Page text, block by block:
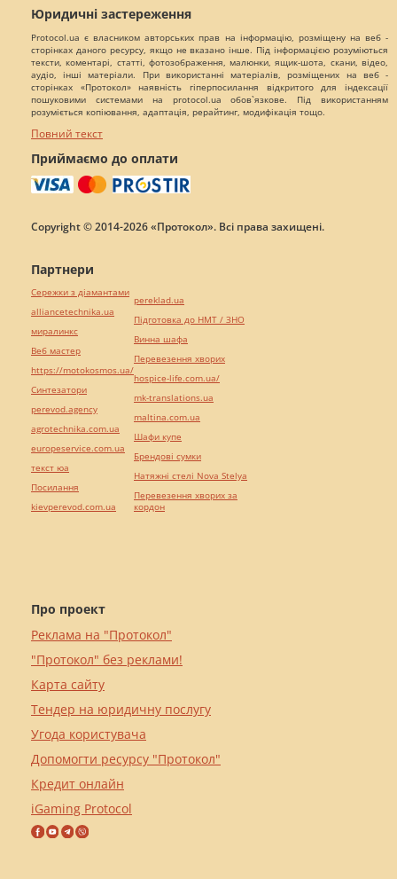
Юридичні застереження
Protocol.ua є власником авторських прав на інформацію, розміщену на веб -
сторінках даного ресурсу, якщо не вказано інше. Під інформацією розуміються
тексти, коментарі, статті, фотозображення, малюнки, ящик-шота, скани, відео,
аудіо, інші матеріали. При використанні матеріалів, розміщених на веб -
сторінках «Протокол» наявність гіперпосилання відкритого для індексації
пошуковими системами на protocol.ua обов`язкове. Під використанням
розуміється копіювання, адаптація, рерайтинг, модифікація тощо.
Повний текст
Приймаємо до оплати
Copyright © 2014-2026 «Протокол». Всі права захищені.
Про проект
Реклама на "Протокол"
"Протокол" без реклами!
Карта сайту
Тендер на юридичну послугу
Угода користувача
Допомогти ресурсу "Протокол"
Кредит онлайн
iGaming Protocol
Партнери
Сережки з діамантами
alliancetechnika.ua
миралинкс
Веб мастер
https://motokosmos.ua/
Синтезатори
perevod.agency
agrotechnika.com.ua
europeservice.com.ua
текст юа
Посилання
kievperevod.com.ua
pereklad.ua
Підготовка до НМТ / ЗНО
Винна шафа
Перевезення хворих
hospice-life.com.ua/
mk-translations.ua
maltina.com.ua
Шафи купе
Брендові сумки
Натяжні стелі Nova Stelya
Перевезення хворих за
кордон